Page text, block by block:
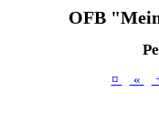
OFB
¤ «